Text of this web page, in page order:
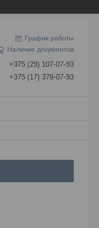
График работы
Наличие документов
+375 (29) 107-07-93
+375 (17) 378-07-93